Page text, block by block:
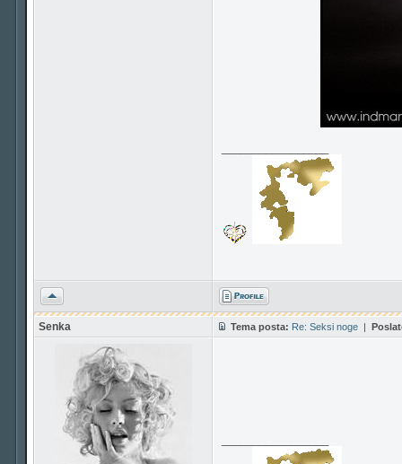
Vrh
Senka Tema posta: Re: Seksi noge |